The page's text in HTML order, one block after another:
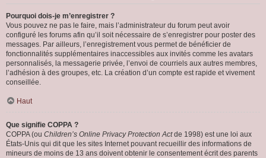
Pourquoi dois-je m’enregistrer ?
Vous pouvez ne pas le faire, mais l’administrateur du forum peut avoir
configuré les forums afin qu’il soit nécessaire de s’enregistrer pour poster des
messages. Par ailleurs, l’enregistrement vous permet de bénéficier de
fonctionnalités supplémentaires inaccessibles aux invités comme les avatars
personnalisés, la messagerie privée, l’envoi de courriels aux autres membres,
l’adhésion à des groupes, etc. La création d’un compte est rapide et vivement
conseillée.
Haut
Que signifie COPPA ?
COPPA (ou Children’s Online Privacy Protection Actde 1998) est une loi aux
États-Unis qui dit que les sites Internet pouvant recueillir des informations de
mineurs de moins de 13 ans doivent obtenir le consentement écrit des parents